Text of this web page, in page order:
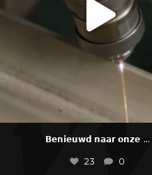
𝗕𝗲𝗻𝗶𝗲𝘂𝘄𝗱 𝗻𝗮𝗮𝗿 𝗼𝗻𝘇𝗲 ...
23 0